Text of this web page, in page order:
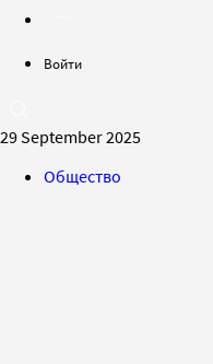
Войти
29 September 2025
Общество